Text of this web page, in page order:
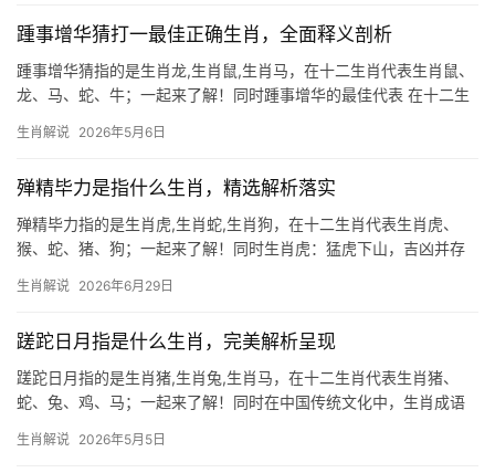
踵事增华猜打一最佳正确生肖，全面释义剖析
踵事增华猜指的是生肖龙,生肖鼠,生肖马，在十二生肖代表生肖鼠、
龙、马、蛇、牛；一起来了解！同时踵事增华的最佳代表 在十二生
——继承前人事业并加以发扬光大，鼠年出生的人天生具备敏锐的
生肖解说 2026年5月6日
殚精毕力是指什么生肖，精选解析落实
殚精毕力指的是生肖虎,生肖蛇,生肖狗，在十二生肖代表生肖虎、
猴、蛇、猪、狗；一起来了解！同时生肖虎：猛虎下山，吉凶并存
事业上，29岁至51岁者可能遭遇团队停滞或项目被抢，领导责骂频
生肖解说 2026年6月29日
蹉跎日月指是什么生肖，完美解析呈现
蹉跎日月指的是生肖猪,生肖兔,生肖马，在十二生肖代表生肖猪、
蛇、兔、鸡、马；一起来了解！同时在中国传统文化中，生肖成语
在生肖文化中，这一成语与特定属相的性格特质紧密相连，本文将
生肖解说 2026年5月5日